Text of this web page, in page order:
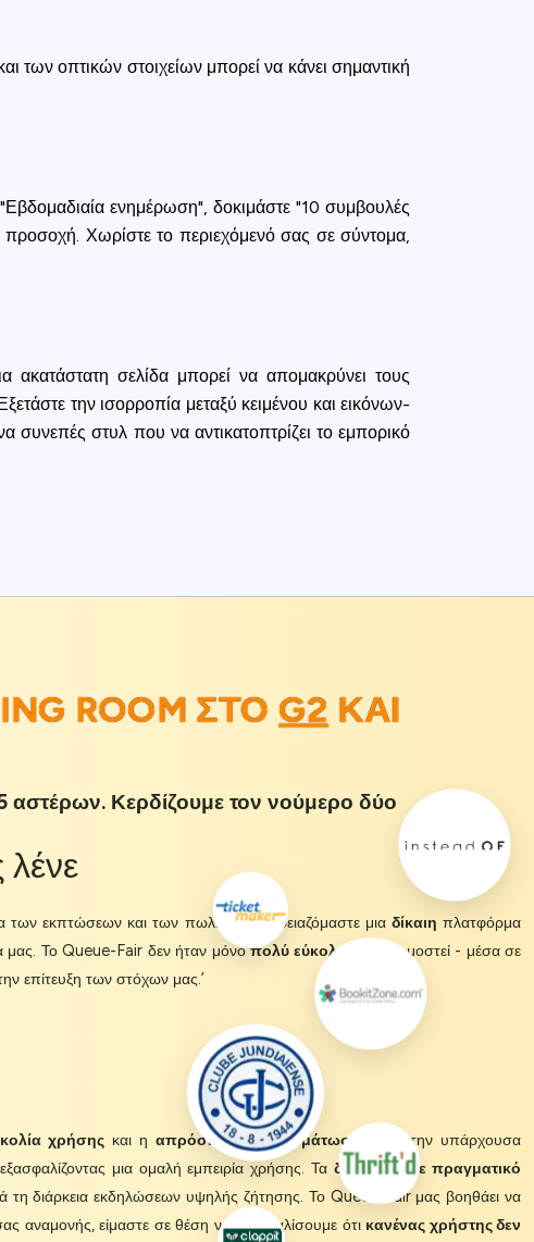
των οπτικών στοιχείων μπορεί να κάνει σημαντική
ενημέρωση", δοκιμάστε "10 συμβουλές
προσοχή. Χωρίστε το περιεχόμενό σας σε σύντομα,
ακατάστατη σελίδα μπορεί να απομακρύνει τους
την ισορροπία μεταξύ κειμένου και εικόνων-
συνεπές στυλ που να αντικατοπτρίζει το εμπορικό
ROOM ΣΤΟG2ΚΑΙ
Κερδίζουμε τον νούμερο δύο
λένε
των εκπτώσεων και των πωλήσεων. Χρειαζόμαστε μια δίκαιη πλατφόρμα
μας. Το Queue-Fair δεν ήταν μόνοπολύ εύκολο να εφαρμοστεί - μέσα σε
επίτευξη των στόχων μας.’
χρήσης και η απρόσκοπτη ενσωμάτωσή
του στην υπάρχουσα
μια ομαλή εμπειρία χρήσης. Τα δεδομένα σε πραγματικό
τη διάρκεια εκδηλώσεων υψηλής ζήτησης. Το Queue-Fair μας βοηθάει να
αναμονής, είμαστε σε θέση να διασφαλίσουμε ότι κανένας χρήστης δεν